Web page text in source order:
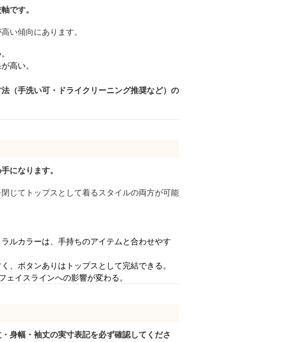
です。
い傾向にあります。
高い。
（手洗い可・ドライクリーニング推奨など）の
になります。
じてトップスとして着るスタイルの両方が可能
ルカラーは、手持ちのアイテムと合わせやす
、ボタンありはトップスとして完結できる。
イスラインへの影響が変わる。
身幅・袖丈の実寸表記を必ず確認してくださ